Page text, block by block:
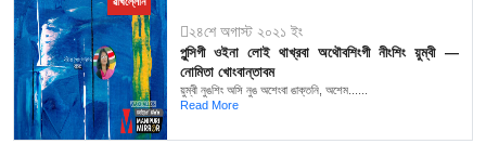
২৪শে অগাস্ট ২০২১ ইং
পুন্সিগী ওইনা লোই থাখ্রবা অথৌবশিংগী নীংশিং য়ুম্বী —
নোমিতা খোংবান্তাবম
য়ুম্বী নুঙশিং অসি নুঙ অশেংবা ঙাক্তনি, অশেম......
Read More